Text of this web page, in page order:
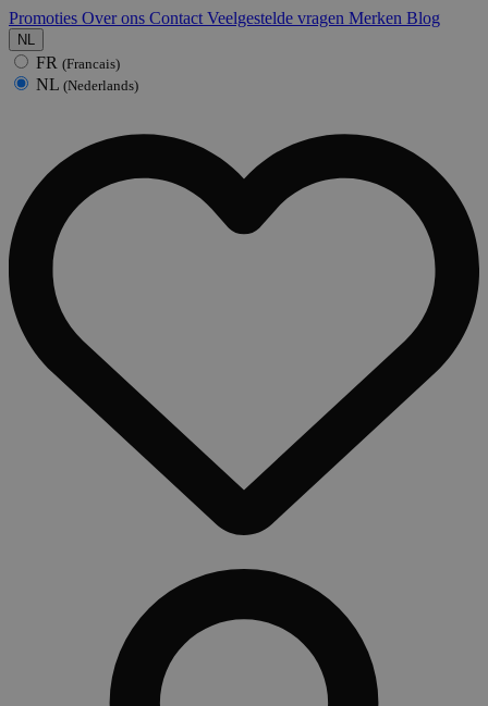
Promoties Over ons Contact Veelgestelde vragen Merken Blog
NL
FR (Francais)
NL (Nederlands)